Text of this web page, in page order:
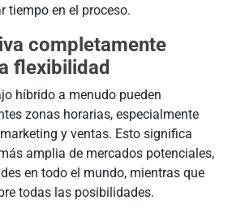
tiempo en el proceso.
completamente
flexibilidad
híbrido a menudo pueden
zonas horarias, especialmente
y ventas. Esto significa
amplia de mercados potenciales,
en todo el mundo, mientras que
todas las posibilidades.